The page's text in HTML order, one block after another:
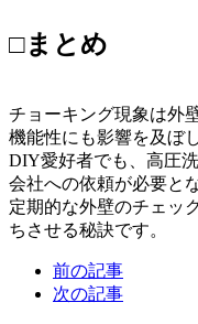
□まとめ
チョーキング現象は外
機能性にも影響を及ぼ
DIY愛好者でも、高圧
会社への依頼が必要と
定期的な外壁のチェッ
ちさせる秘訣です。
前の記事
次の記事